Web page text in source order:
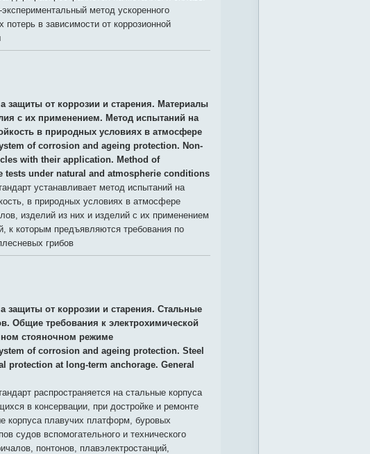
метод ускоренного
потерь в зависимости от коррозионной
защиты от коррозии и старения. Материалы
с их применением. Метод испытаний на
в природных условиях в атмосфере
of corrosion and ageing protection. Non-
with their application. Method of
tests under natural and atmospherie conditions
устанавливает метод испытаний на
в природных условиях в атмосфере
изделий из них и изделий с их применением
к которым предъявляются требования по
грибов
защиты от коррозии и старения. Стальные
Общие требования к электрохимической
стояночном режиме
of corrosion and ageing protection. Steel
protection at long-term anchorage. General
распространяется на стальные корпуса
в консервации, при достройке и ремонте
корпуса плавучих платформ, буровых
судов вспомогательного и технического
понтонов, плавэлектростанций,